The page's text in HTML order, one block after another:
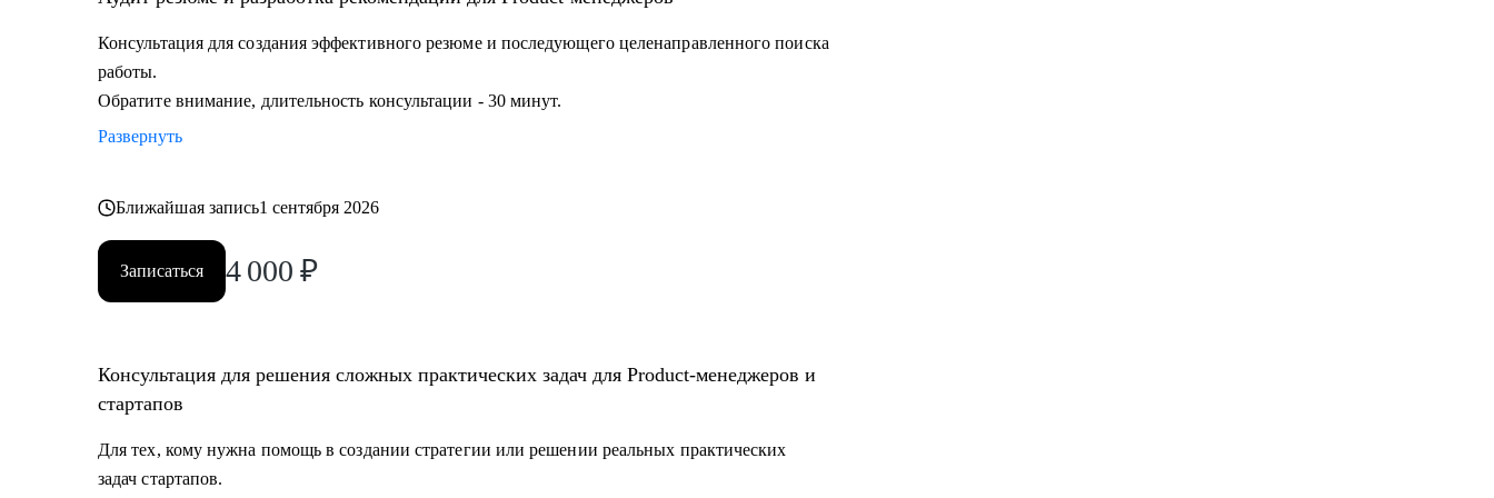
Консультация для создания эффективного резюме и последующего целенаправленного поиска
работы.
Обратите внимание, длительность консультации - 30 минут.
Развернуть
Ближайшая запись1 сентября 2026
Записаться 4 000 ₽
Консультация для решения сложных практических задач для Product-менеджеров и
стартапов
Для тех, кому нужна помощь в создании стратегии или решении реальных практических
задач стартапов.